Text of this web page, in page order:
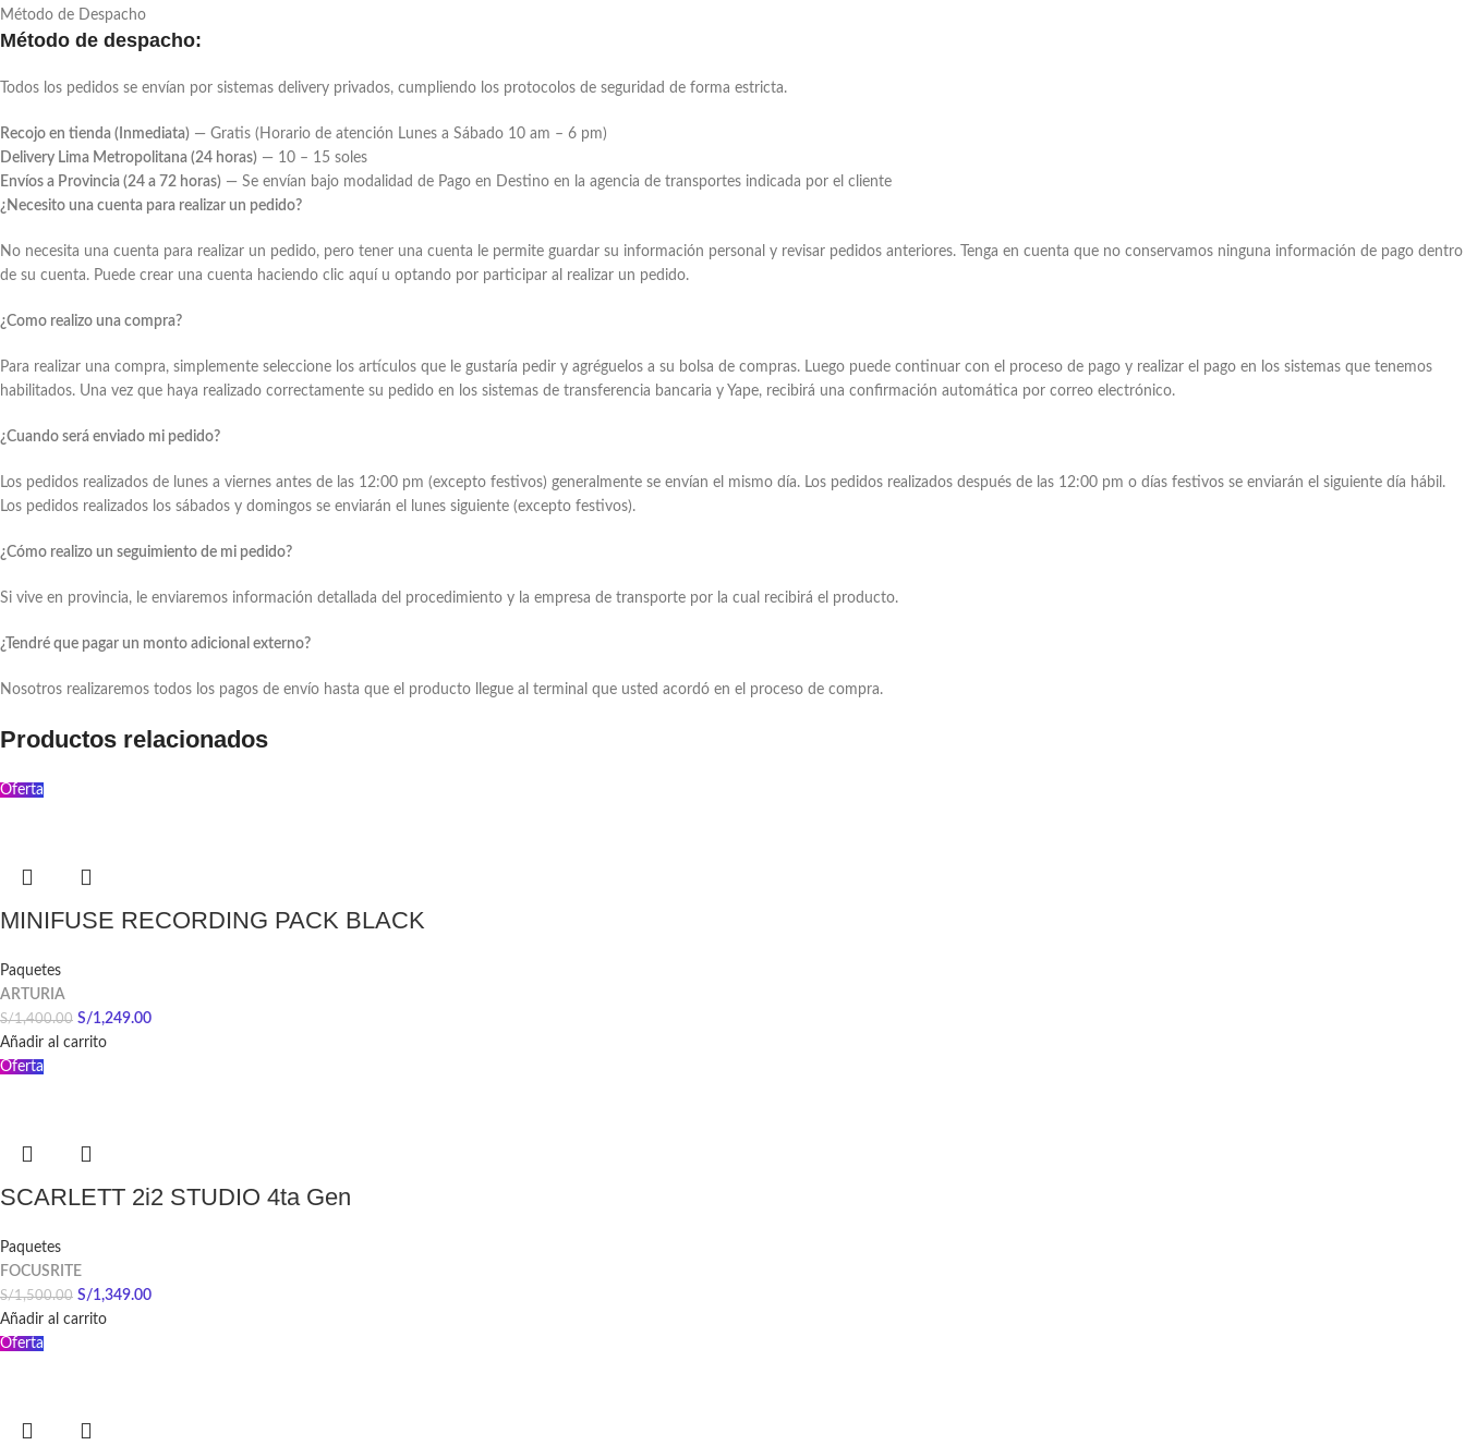
Método de Despacho
Método de despacho:
Todos los pedidos se envían por sistemas delivery privados, cumpliendo los protocolos de seguridad de forma estricta.
Recojo en tienda (Inmediata) — Gratis (Horario de atención Lunes a Sábado 10 am – 6 pm)
Delivery Lima Metropolitana (24 horas) — 10 – 15 soles
Envíos a Provincia (24 a 72 horas) — Se envían bajo modalidad de Pago en Destino en la agencia de transportes indicada por el cliente
¿Necesito una cuenta para realizar un pedido?
No necesita una cuenta para realizar un pedido, pero tener una cuenta le permite guardar su información personal y revisar pedidos anteriores. Tenga en cuenta que no conservamos ninguna información de pago dentro
de su cuenta. Puede crear una cuenta haciendo clic aquí u optando por participar al realizar un pedido.
¿Como realizo una compra?
Para realizar una compra, simplemente seleccione los artículos que le gustaría pedir y agréguelos a su bolsa de compras. Luego puede continuar con el proceso de pago y realizar el pago en los sistemas que tenemos
habilitados. Una vez que haya realizado correctamente su pedido en los sistemas de transferencia bancaria y Yape, recibirá una confirmación automática por correo electrónico.
¿Cuando será enviado mi pedido?
Los pedidos realizados de lunes a viernes antes de las 12:00 pm (excepto festivos) generalmente se envían el mismo día. Los pedidos realizados después de las 12:00 pm o días festivos se enviarán el siguiente día hábil.
Los pedidos realizados los sábados y domingos se enviarán el lunes siguiente (excepto festivos).
¿Cómo realizo un seguimiento de mi pedido?
Si vive en provincia, le enviaremos información detallada del procedimiento y la empresa de transporte por la cual recibirá el producto.
¿Tendré que pagar un monto adicional externo?
Nosotros realizaremos todos los pagos de envío hasta que el producto llegue al terminal que usted acordó en el proceso de compra.
Productos relacionados
Oferta
MINIFUSE RECORDING PACK BLACK
Paquetes
ARTURIA
S/1,400.00 S/1,249.00
Añadir al carrito
Oferta
SCARLETT 2i2 STUDIO 4ta Gen
Paquetes
FOCUSRITE
S/1,500.00 S/1,349.00
Añadir al carrito
Oferta